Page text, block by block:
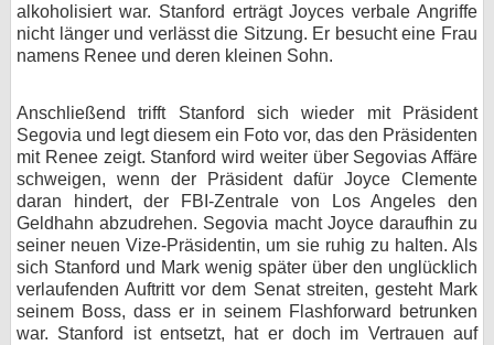
alkoholisiert war. Stanford erträgt Joyces verbale Angriffe
nicht länger und verlässt die Sitzung. Er besucht eine Frau
namens Renee und deren kleinen Sohn.
Anschließend trifft Stanford sich wieder mit Präsident
Segovia und legt diesem ein Foto vor, das den Präsidenten
mit Renee zeigt. Stanford wird weiter über Segovias Affäre
schweigen, wenn der Präsident dafür Joyce Clemente
daran hindert, der FBI-Zentrale von Los Angeles den
Geldhahn abzudrehen. Segovia macht Joyce daraufhin zu
seiner neuen Vize-Präsidentin, um sie ruhig zu halten. Als
sich Stanford und Mark wenig später über den unglücklich
verlaufenden Auftritt vor dem Senat streiten, gesteht Mark
seinem Boss, dass er in seinem Flashforward betrunken
war. Stanford ist entsetzt, hat er doch im Vertrauen auf